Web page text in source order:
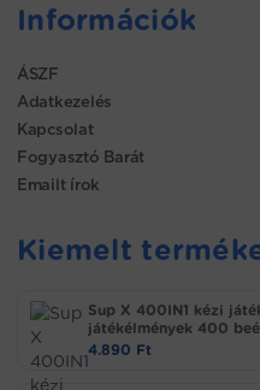
Információk
ÁSZF
Adatkezelés
Kapcsolat
Fogyasztó Barát
Emailt írok
Kiemelt
Sup X 400IN1 kézi
játékélmények 400
4.890 Ft